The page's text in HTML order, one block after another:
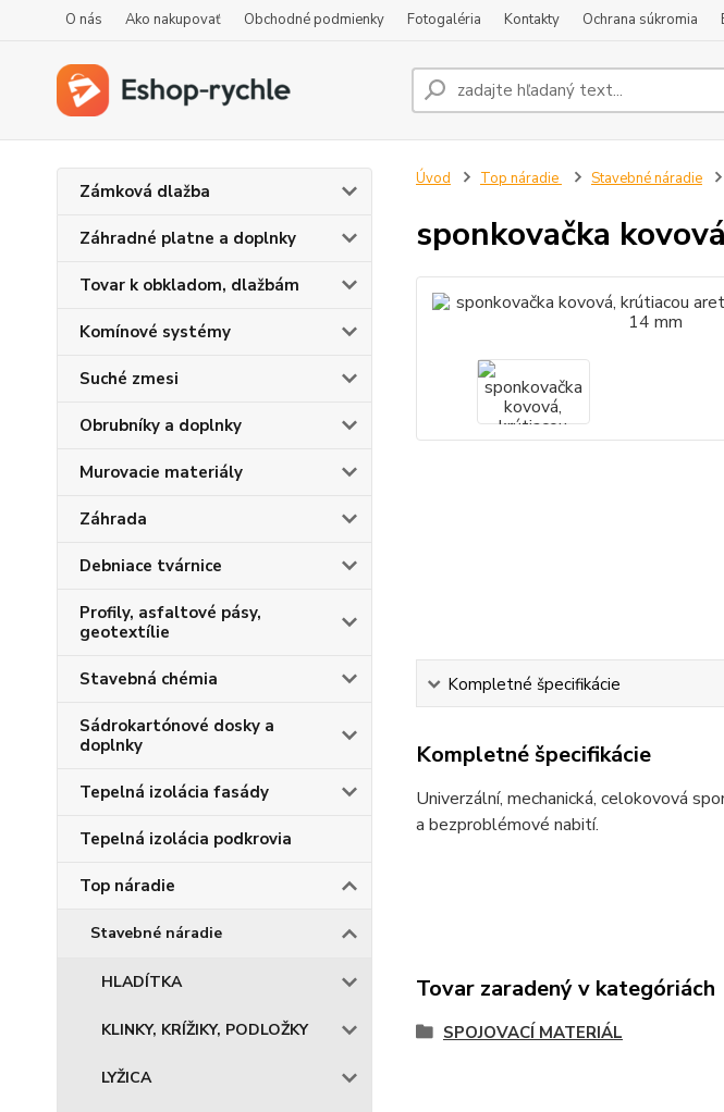
O nás Ako nakupovať Obchodné podmienky Fotogaléria Kontakty Ochrana súkromia
Zámková dlažba
Záhradné platne a doplnky
Tovar k obkladom, dlažbám
Komínové systémy
Suché zmesi
Obrubníky a doplnky
Murovacie materiály
Záhrada
Debniace tvárnice
Profily, asfaltové pásy,
geotextílie
Stavebná chémia
Sádrokartónové dosky a
doplnky
Tepelná izolácia fasády
Tepelná izolácia podkrovia
Top náradie
Stavebné náradie
HLADÍTKA
KLINKY, KRÍŽIKY, PODLOŽKY
LYŽICA
Úvod Top náradie Stavebné náradie
sponkovačka
Kompletné špecifikácie
Kompletné špecifikácie
Univerzální, mechanická, celokovová
a bezproblémové nabití.
Tovar zaradený v kategóriách
SPOJOVACÍ MATERIÁL